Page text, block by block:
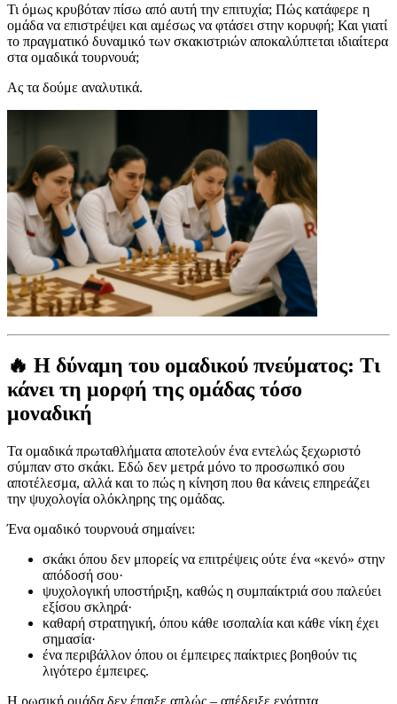
Τι όμως κρυβόταν πίσω από αυτή την επιτυχία; Πώς κατάφερε η
ομάδα να επιστρέψει και αμέσως να φτάσει στην κορυφή; Και γιατί
το πραγματικό δυναμικό των σκακιστριών αποκαλύπτεται ιδιαίτερα
στα ομαδικά τουρνουά;
Ας τα δούμε αναλυτικά.
🔥 Η δύναμη του ομαδικού πνεύματος: Τι
κάνει τη μορφή της ομάδας τόσο
μοναδική
Τα ομαδικά πρωταθλήματα αποτελούν ένα εντελώς ξεχωριστό
σύμπαν στο σκάκι. Εδώ δεν μετρά μόνο το προσωπικό σου
αποτέλεσμα, αλλά και το πώς η κίνηση που θα κάνεις επηρεάζει
την ψυχολογία ολόκληρης της ομάδας.
Ένα ομαδικό τουρνουά σημαίνει:
σκάκι όπου δεν μπορείς να επιτρέψεις ούτε ένα «κενό» στην
απόδοσή σου·
ψυχολογική υποστήριξη, καθώς η συμπαίκτριά σου παλεύει
εξίσου σκληρά·
καθαρή στρατηγική, όπου κάθε ισοπαλία και κάθε νίκη έχει
σημασία·
ένα περιβάλλον όπου οι έμπειρες παίκτριες βοηθούν τις
λιγότερο έμπειρες.
Η ρωσική ομάδα δεν έπαιξε απλώς – απέδειξε ενότητα,